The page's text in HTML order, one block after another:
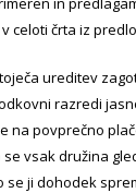
celoti črta iz
ureditev
razredi
na povprečno
vsak družina
se ji dohodek